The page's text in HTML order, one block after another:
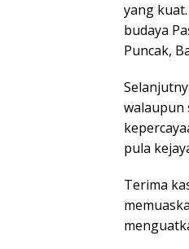
yang
budaya
Puncak,
walaupun
pula
Terima